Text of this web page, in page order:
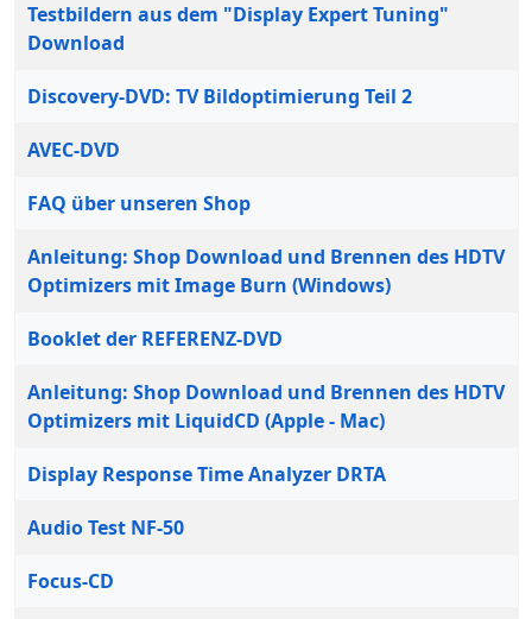
Testbildern aus dem "Display Expert Tuning"
Download
Discovery-DVD: TV Bildoptimierung Teil 2
AVEC-DVD
FAQ über unseren Shop
Anleitung: Shop Download und Brennen des HDTV
Optimizers mit Image Burn (Windows)
Booklet der REFERENZ-DVD
Anleitung: Shop Download und Brennen des HDTV
Optimizers mit LiquidCD (Apple - Mac)
Display Response Time Analyzer DRTA
Audio Test NF-50
Focus-CD